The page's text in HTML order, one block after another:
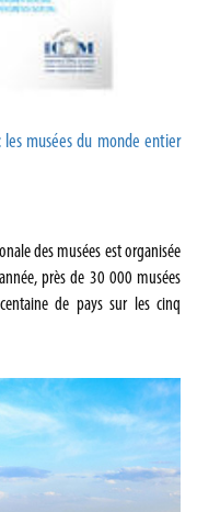
musées du monde entier
des musées est organisée
près de 30 000 musées
de pays sur les cinq